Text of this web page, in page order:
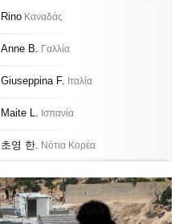
Rino Καναδάς
Anne B. Γαλλία
Giuseppina F. Ιταλία
Maite L. Ισπανία
초영 한. Νότια Κορέα